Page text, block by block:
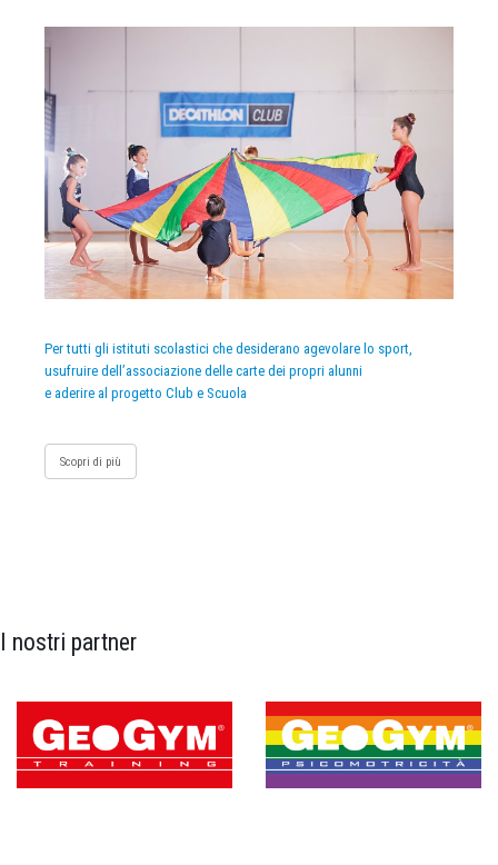
Per tutti gli istituti scolastici che desiderano agevolare lo sport,
usufruire dell’associazione delle carte dei propri alunni
e aderire al progetto Club e Scuola
Scopri di più
I nostri partner